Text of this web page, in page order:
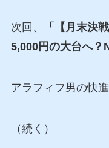
次回、
「【月末決
5,000円の大台へ？
アラフィフ男の快
（続く）